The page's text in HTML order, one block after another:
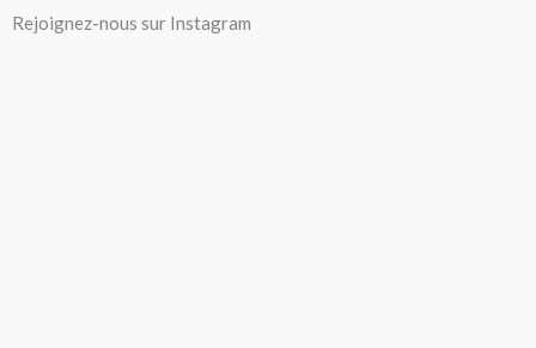
Aller
Rejoignez-nous sur Instagram